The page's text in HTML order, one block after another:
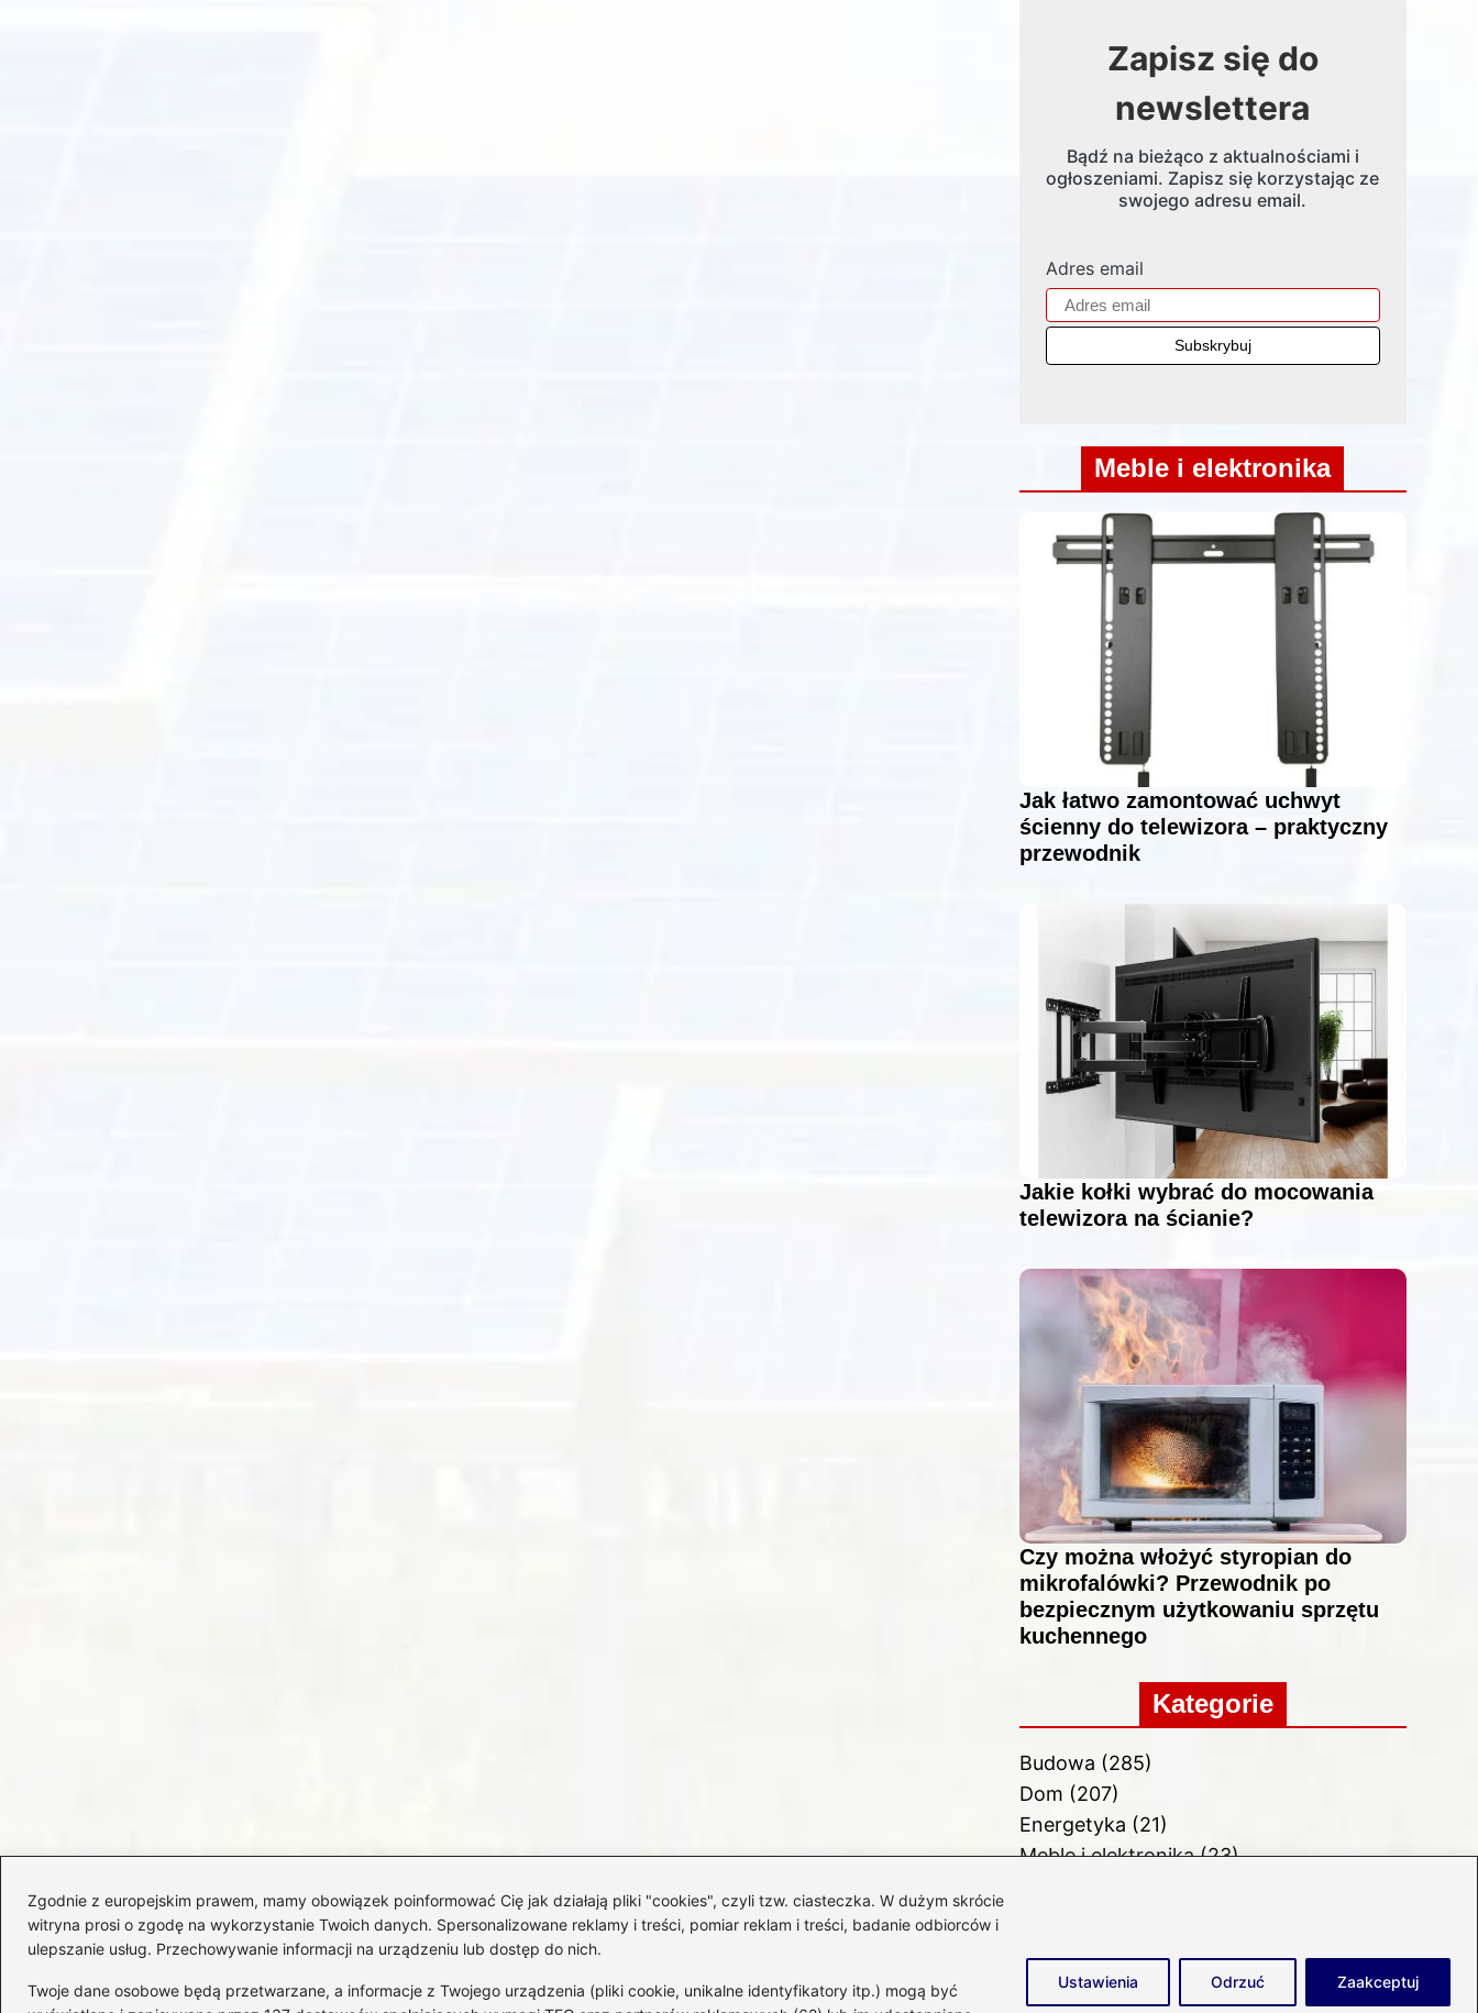
Zgodnie z europejskim prawem, mamy obowiązek poinformować Cię jak działają pliki "cookies", czyli tzw. ciasteczka. W dużym skrócie
witryna prosi o zgodę na wykorzystanie Twoich danych. Spersonalizowane reklamy i treści, pomiar reklam i treści, badanie odbiorców i
ulepszanie usług. Przechowywanie informacji na urządzeniu lub dostęp do nich.
Twoje dane osobowe będą przetwarzane, a informacje z Twojego urządzenia (pliki cookie, unikalne identyfikatory itp.) mogą być
Ustawienia Odrzuć Zaakceptuj
Zapisz się do
newslettera
Bądź na bieżąco z aktualnościami i
ogłoszeniami. Zapisz się korzystając ze
swojego adresu email.
Adres email
Meble i elektronika
Jak łatwo zamontować uchwyt
ścienny do telewizora – praktyczny
przewodnik
Jakie kołki wybrać do mocowania
telewizora na ścianie?
Czy można włożyć styropian do
mikrofalówki? Przewodnik po
bezpiecznym użytkowaniu sprzętu
kuchennego
Kategorie
Budowa (285)
Dom (207)
Energetyka (21)
Meble i elektronika(23)